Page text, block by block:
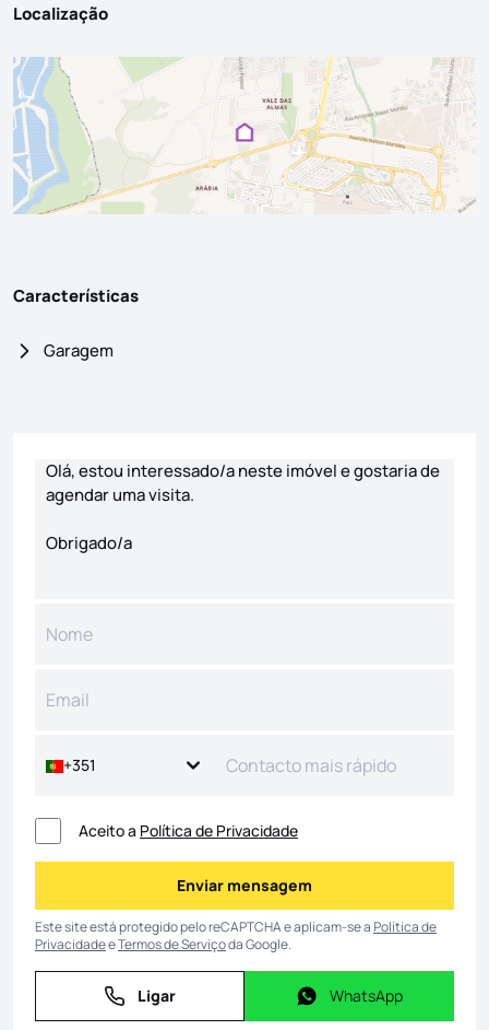
Localização
Características
Garagem
+351
Aceito a Política de Privacidade
Enviar mensagem
Enviar mensagem
Este site está protegido pelo reCAPTCHA e aplicam-se aPolítica de
PrivacidadeeTermos de Serviçoda Google.
Ligar
Ligar WhatsApp
WhatsApp